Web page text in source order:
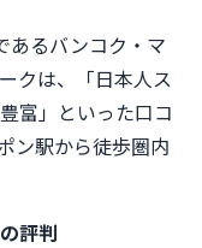
あるバンコク・マ
クは、「日本人ス
富」といった口コ
ン駅から徒歩圏内
評判